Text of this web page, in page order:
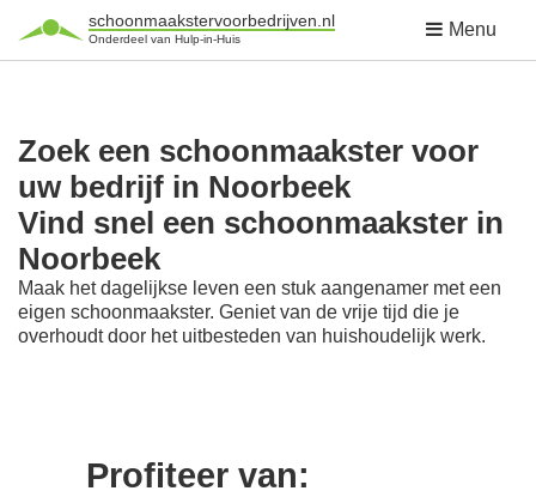
schoonmaakstervoorbedrijven.nl
Onderdeel van Hulp-in-Huis Menu
Zoek een schoonmaakster voor
uw bedrijf in Noorbeek
Vind snel een schoonmaakster in
Noorbeek
Maak het dagelijkse leven een stuk aangenamer met een
eigen schoonmaakster. Geniet van de vrije tijd die je
overhoudt door het uitbesteden van huishoudelijk werk.
Profiteer van: